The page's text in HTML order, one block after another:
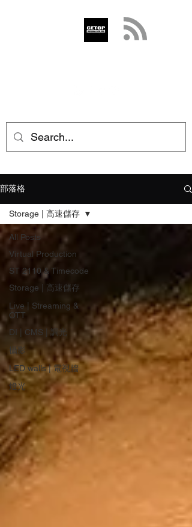
部落格
All Posts
Virtual Production
ST 2110 & Timecode
Storage | 高速儲存
Live | Streaming &
OTT
DI | CMS | 調光
攝影
LED walls | 電視牆
燈光
Storage | 高速儲存